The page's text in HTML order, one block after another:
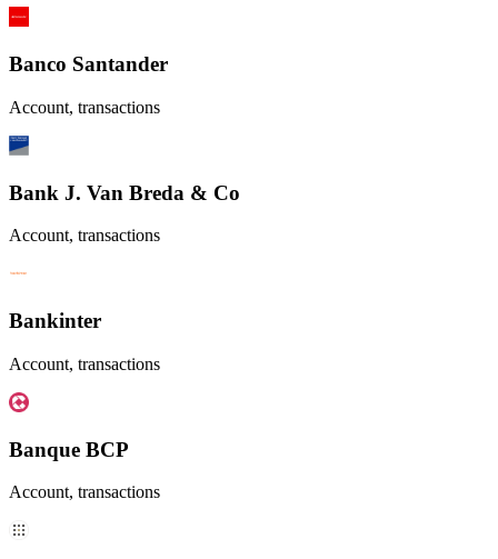
Banco Santander
Account, transactions
Bank J. Van Breda & Co
Account, transactions
Bankinter
Account, transactions
Banque BCP
Account, transactions